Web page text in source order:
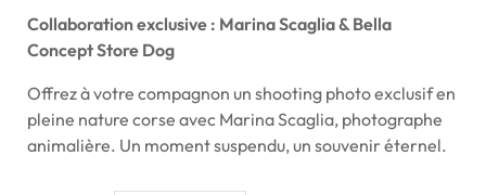
Collaboration exclusive : Marina Scaglia & Bella
Concept Store Dog
Offrez à votre compagnon un shooting photo exclusif en
pleine nature corse avec Marina Scaglia, photographe
animalière. Un moment suspendu, un souvenir éternel.